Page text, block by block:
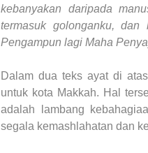
kebanyakan daripada
termasuk golonganku, dan
Pengampun lagi Maha
Dalam dua teks ayat di
untuk kota Makkah. Hal
adalah lambang
segala kemashlahatan dan